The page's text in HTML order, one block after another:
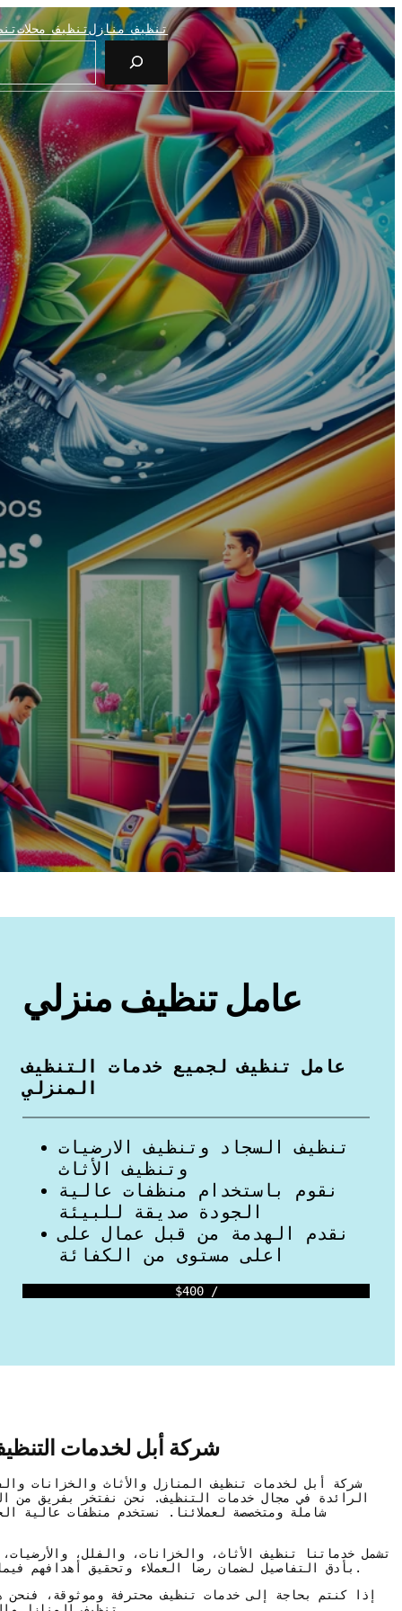
تنظيف محلاتتنظيف منازل
عامل تنظيف منزلي
عامل تنظيف لجميع خدمات التنظيف
المنزلي
تنظيف السجاد وتنظيف الارضيات
وتنظيف الأثاث
نقوم باستخدام منظفات عالية
الجودة صديقة للبيئة
نقدم الهدمة من قبل عمال على
اعلى مستوى من الكفائة
$400 /
شركة أبل لخدمات
شركة أبل لخدمات تنظيف المنازل والأثاث والخزانات
الرائدة في مجال خدمات التنظيف. نحن نفتخر بفريق من
شاملة ومتخصصة لعملائنا. نستخدم منظفات عالية
تشمل خدماتنا تنظيف الأثاث، والخزانات، والفلل،
بأدق التفاصيل لضمان رضا العملاء وتحقيق أهدافهم فيما يتعلق بالنظافة والصحة في منازلهم وممتلكاتهم.
إذا كنتم بحاجة إلى خدمات تنظيف محترفة وموثوقة،